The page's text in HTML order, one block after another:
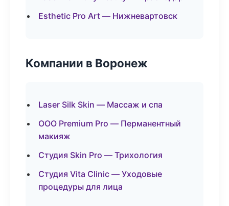
Esthetic Pro Art — Нижневартовск
Компании в Воронеж
Laser Silk Skin — Массаж и спа
ООО Premium Pro — Перманентный
макияж
Студия Skin Pro — Трихология
Студия Vita Clinic — Уходовые
процедуры для лица